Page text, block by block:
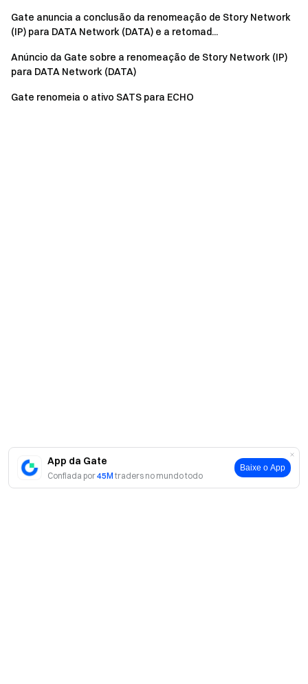
App da Gate
Confiada por45M traders no mundo todo
Baixe o App
Gate anuncia a conclusão da renomeação de Story Network
(IP) para DATA Network (DATA) e a retomad...
Anúncio da Gate sobre a renomeação de Story Network (IP)
para DATA Network (DATA)
Gate renomeia o ativo SATS para ECHO